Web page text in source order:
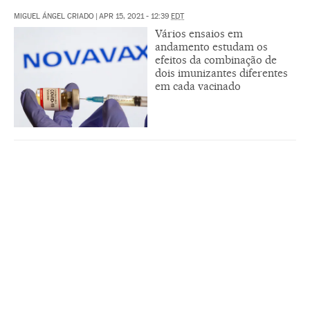
MIGUEL ÁNGEL CRIADO | APR 15, 2021 - 12:39 EDT
Vários ensaios em
andamento estudam os
efeitos da combinação de
dois imunizantes diferentes
em cada vacinado